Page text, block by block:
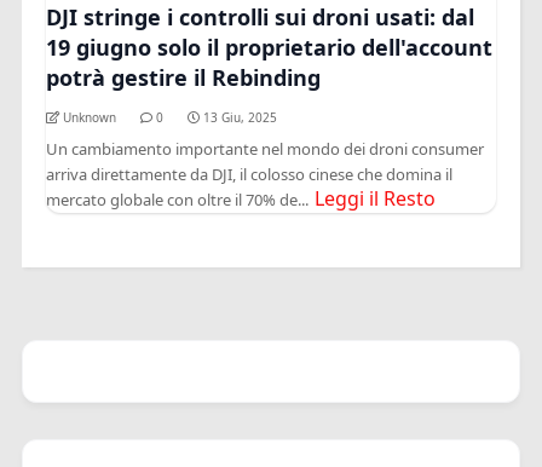
DJI stringe i controlli sui droni usati: dal
19 giugno solo il proprietario dell'account
potrà gestire il Rebinding
Unknown 0 13 Giu, 2025
Un cambiamento importante nel mondo dei droni consumer
arriva direttamente da DJI, il colosso cinese che domina il
mercato globale con oltre il 70% de... Leggi il Resto